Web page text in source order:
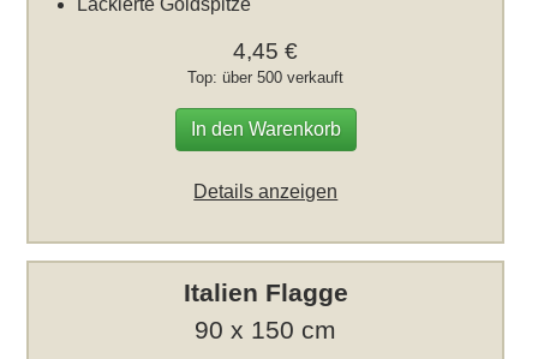
Lackierte Goldspitze
4,45 €
Top: über 500 verkauft
In den Warenkorb
Details anzeigen
Italien Flagge
90 x 150 cm